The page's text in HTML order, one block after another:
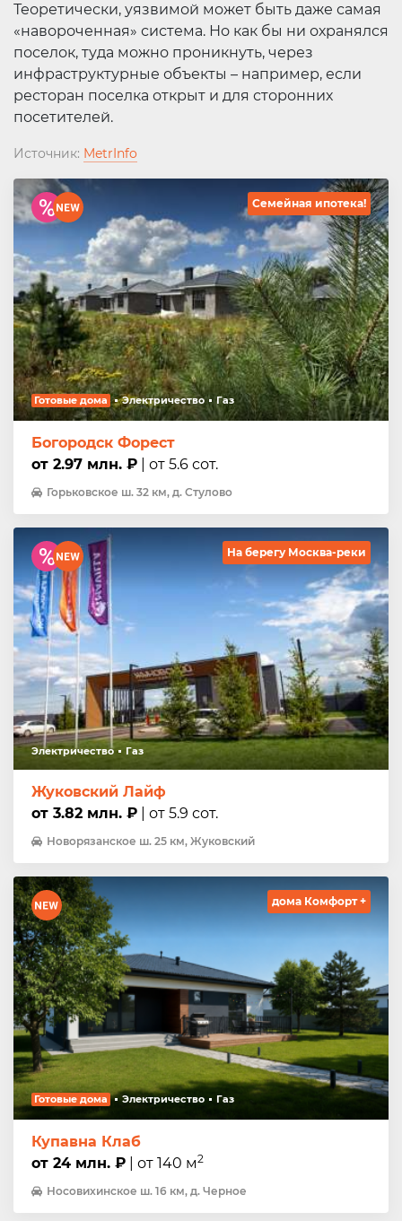
Теоретически, уязвимой может быть даже самая
«навороченная» система. Но как бы ни охранялся
поселок, туда можно проникнуть, через
инфраструктурные объекты – например, если
ресторан поселка открыт и для сторонних
посетителей.
Источник: MetrInfo
Семейная ипотека!
Готовые дома Электричество Газ
Богородск Форест
от 2.97 млн. ₽ | от 5.6 сот.
Горьковское ш. 32 км, д. Стулово
На берегу Москва-реки
Электричество Газ
Жуковский Лайф
от 3.82 млн. ₽ | от 5.9 сот.
Новорязанское ш. 25 км, Жуковский
дома Комфорт +
Готовые дома Электричество Газ
Купавна Клаб
от 24 млн. ₽ | от 140 м2
Носовихинское ш. 16 км, д. Черное